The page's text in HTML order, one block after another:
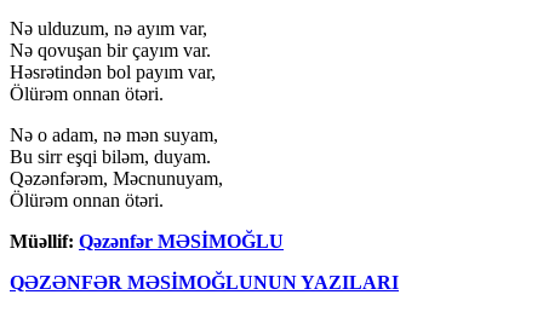
Nə ulduzum, nə ayım var,
Nə qovuşan bir çayım var.
Həsrətindən bol payım var,
Ölürəm onnan ötəri.
Nə o adam, nə mən suyam,
Bu sirr eşqi biləm, duyam.
Qəzənfərəm, Məcnunuyam,
Ölürəm onnan ötəri.
Müəllif: Qəzənfər MƏSİMOĞLU
QƏZƏNFƏR MƏSİMOĞLUNUN YAZILARI